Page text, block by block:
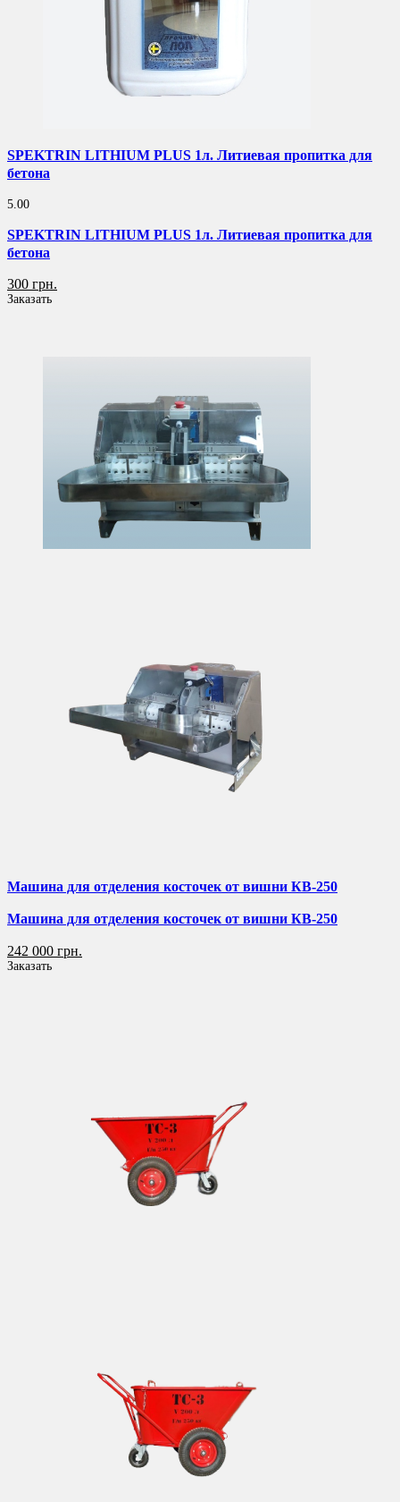
SPEKTRIN LITHIUM PLUS 1л. Литиевая пропитка для
бетона
5.00
SPEKTRIN LITHIUM PLUS 1л. Литиевая пропитка для
бетона
300 грн.
Заказать
Машина для отделения косточек от вишни КВ-250
Машина для отделения косточек от вишни КВ-250
242 000 грн.
Заказать